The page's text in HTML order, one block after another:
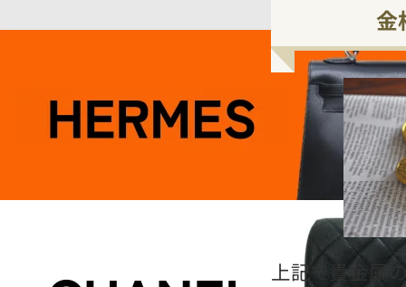
金
上記で貴金属